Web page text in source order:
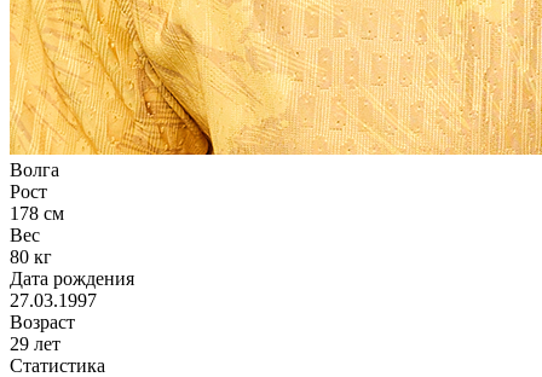
Волга
Рост
178 см
Вес
80 кг
Дата рождения
27.03.1997
Возраст
29 лет
Статистика